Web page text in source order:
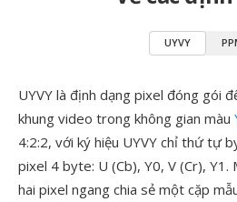
UYVY
UYVY là định dạng pixel đóng gói
khung video trong không gian màu
4:2:2, với ký hiệu UYVY chỉ thứ tự
pixel 4 byte: U (Cb), Y0, V (Cr), Y1.
hai pixel ngang chia sẻ một cặp